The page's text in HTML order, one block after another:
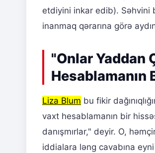
etdiyini inkar edib). Səhvini
inanmaq qərarına görə
"Onlar Yaddan
Hesablamanın
Liza Blum bu fikir
vaxt hesablamanın bir
danışmırlar," deyir. O,
iddialara ləng cavabına